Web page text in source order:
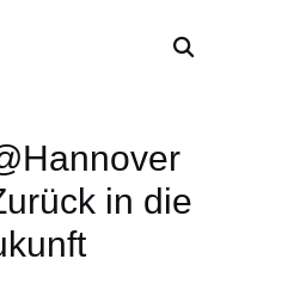
in die